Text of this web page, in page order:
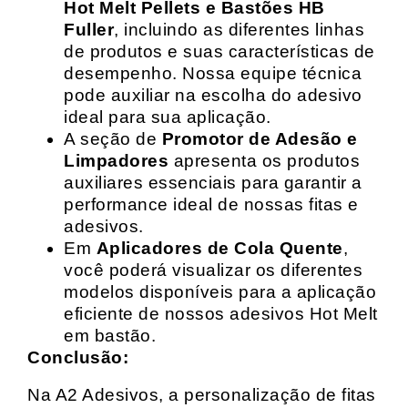
Hot Melt Pellets e Bastões HB
Fuller, incluindo as diferentes linhas
de produtos e suas características de
desempenho. Nossa equipe técnica
pode auxiliar na escolha do adesivo
ideal para sua aplicação.
A seção de Promotor de Adesão e
Limpadores apresenta os produtos
auxiliares essenciais para garantir a
performance ideal de nossas fitas e
adesivos.
Em Aplicadores de Cola Quente,
você poderá visualizar os diferentes
modelos disponíveis para a aplicação
eficiente de nossos adesivos Hot Melt
em bastão.
Conclusão:
Na A2 Adesivos, a personalização de fitas